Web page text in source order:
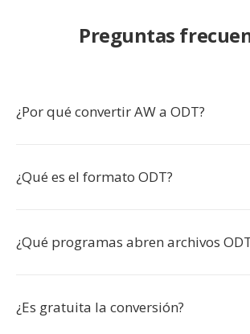
Preguntas
¿Por qué convertir AW a ODT?
¿Qué es el formato ODT?
¿Qué programas abren archivos
¿Es gratuita la conversión?